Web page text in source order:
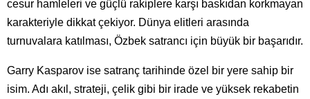
cesur hamleleri ve güçlü rakiplere karşı baskıdan korkmayan
karakteriyle dikkat çekiyor. Dünya elitleri arasında
turnuvalara katılması, Özbek satrancı için büyük bir başarıdır.
Garry Kasparov ise satranç tarihinde özel bir yere sahip bir
isim. Adı akıl, strateji, çelik gibi bir irade ve yüksek rekabetin